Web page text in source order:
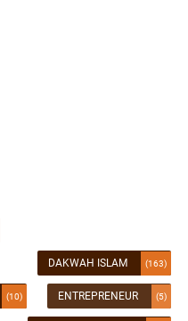
DAKWAH ISLAM (163)
(10) ENTREPRENEUR (5)